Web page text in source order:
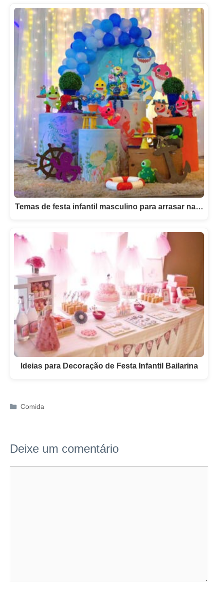
Temas de festa infantil masculino para arrasar na…
Ideias para Decoração de Festa Infantil Bailarina
Categorias
Comida
Deixe um comentário